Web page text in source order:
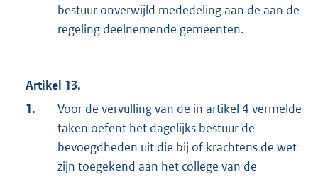
bestuur onverwijld mededeling aan de aan de
regeling deelnemende gemeenten.
Artikel 13.
1.
Voor de vervulling van de in artikel 4 vermelde
taken oefent het dagelijks bestuur de
bevoegdheden uit die bij of krachtens de wet
zijn toegekend aan het college van de